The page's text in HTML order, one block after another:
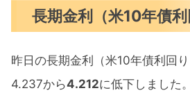
長期金利（米10年債利
昨日の長期金利（米10年債利回
4.237から4.212に低下しました。